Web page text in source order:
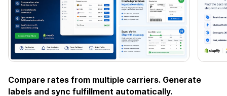
Compare rates from multiple carriers. Generate
labels and sync fulfillment automatically.